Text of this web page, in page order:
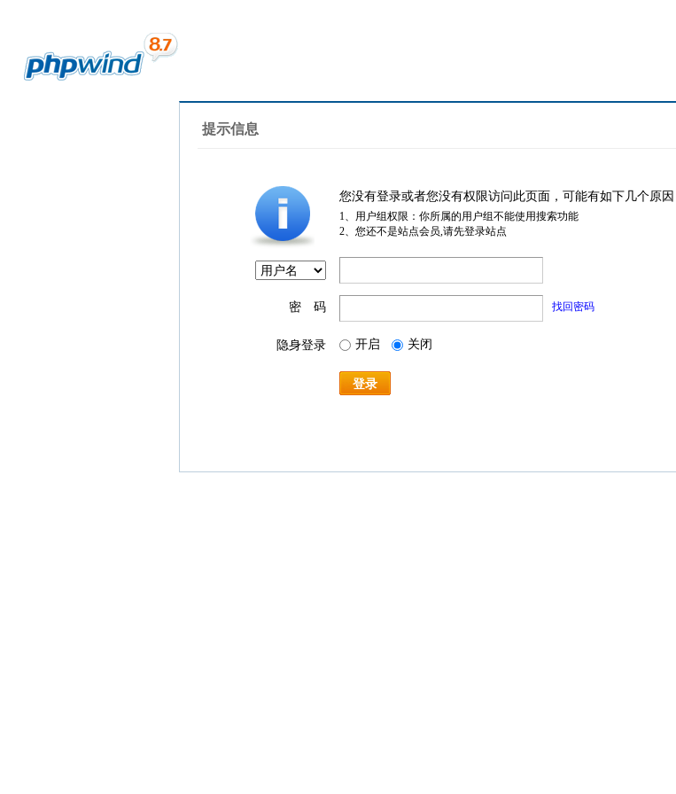
提示信息
您没有登录或者您没有权限访问此页面，可能有如下几个原因
1、用户组权限：你所属的用户组不能使用搜索功能
2、您还不是站点会员,请先登录站点
密 码 找回密码
隐身登录 开启 关闭
登录